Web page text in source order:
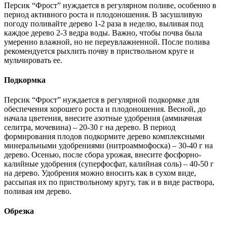
Персик “Фрост” нуждается в регулярном поливе, особенно в
период активного роста и плодоношения. В засушливую
погоду поливайте дерево 1-2 раза в неделю, выливая под
каждое дерево 2-3 ведра воды. Важно, чтобы почва была
умеренно влажной, но не переувлажненной. После полива
рекомендуется рыхлить почву в приствольном круге и
мульчировать ее.
Подкормка
Персик “Фрост” нуждается в регулярной подкормке для
обеспечения хорошего роста и плодоношения. Весной, до
начала цветения, внесите азотные удобрения (аммиачная
селитра, мочевина) – 20-30 г на дерево. В период
формирования плодов подкормите дерево комплексными
минеральными удобрениями (нитроаммофоска) – 30-40 г на
дерево. Осенью, после сбора урожая, внесите фосфорно-
калийные удобрения (суперфосфат, калийная соль) – 40-50 г
на дерево. Удобрения можно вносить как в сухом виде,
рассыпая их по приствольному кругу, так и в виде раствора,
поливая им дерево.
Обрезка